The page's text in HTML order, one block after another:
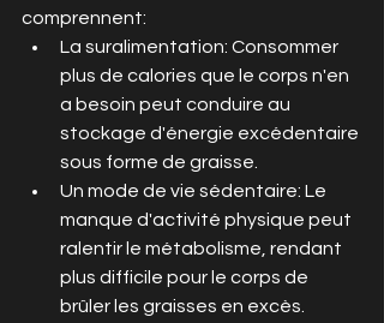
comprennent:
La suralimentation: Consommer
plus de calories que le corps n'en
a besoin peut conduire au
stockage d'énergie excédentaire
sous forme de graisse.
Un mode de vie sédentaire: Le
manque d'activité physique peut
ralentir le métabolisme, rendant
plus difficile pour le corps de
brûler les graisses en excès.